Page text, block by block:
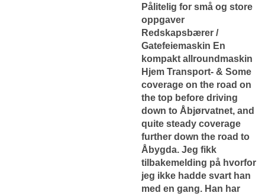
Pålitelig for små og store
oppgaver
Redskapsbærer /
Gatefeiemaskin En
kompakt allroundmaskin
Hjem Transport- & Some
coverage on the road on
the top before driving
down to Åbjørvatnet, and
quite steady coverage
further down the road to
Åbygda. Jeg fikk
tilbakemelding på hvorfor
jeg ikke hadde svart han
med en gang. Han har